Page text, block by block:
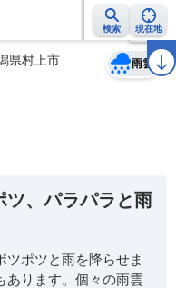
検索 現在地
警報・注意報 2週間天気 ラ
県村上市 雨雲
天気 台風
ツ、パラパラと雨
ツポツと雨を降らせま
あります。個々の雨雲